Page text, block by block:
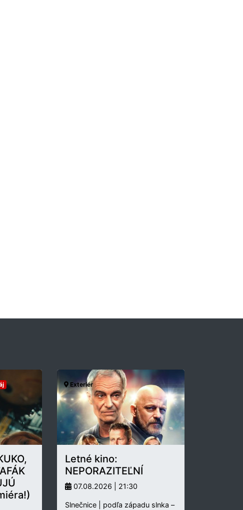
Exteriér
Letné kino:
NEPORAZITEĽNÍ
07.08.2026 | 21:30
Slnečnice | podľa západu slnka –